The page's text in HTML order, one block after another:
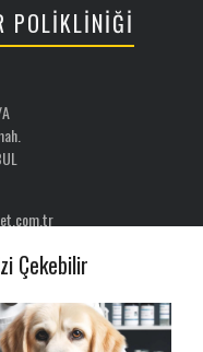
Çekebilir
POLİKLİNİĞİ
52